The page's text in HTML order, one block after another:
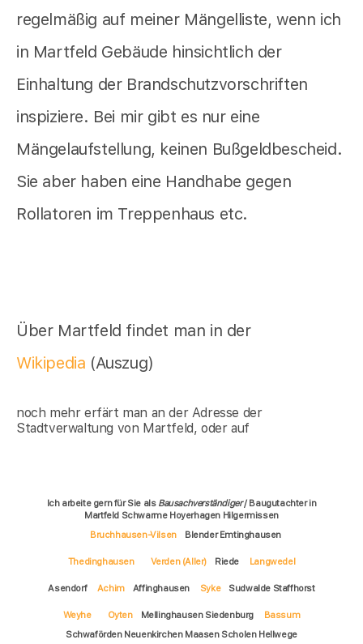
regelmäßig auf meiner Mängelliste, wenn ich
in Martfeld Gebäude hinsichtlich der
Einhaltung der Brandschutzvorschriften
inspiziere. Bei mir gibt es nur eine
Mängelaufstellung, keinen Bußgeldbescheid.
Sie aber haben eine Handhabe gegen
Rollatoren im Treppenhaus etc.
Über Martfeld findet man in der
Wikipedia (Auszug)
noch mehr erfärt man an der Adresse der
Stadtverwaltung von Martfeld, oder auf
Ich arbeite gern für Sie als Bausachverständiger/ Baugutachter in
Martfeld Schwarme Hoyerhagen Hilgermissen
Bruchhausen-Vilsen
Blender Emtinghausen
Thedinghausen Verden (Aller) Riede Langwedel
Asendorf Achim Affinghausen Syke Sudwalde Staffhorst
Weyhe Oyten Mellinghausen Siedenburg
Bassum
Schwaförden Neuenkirchen Maasen Scholen Hellwege